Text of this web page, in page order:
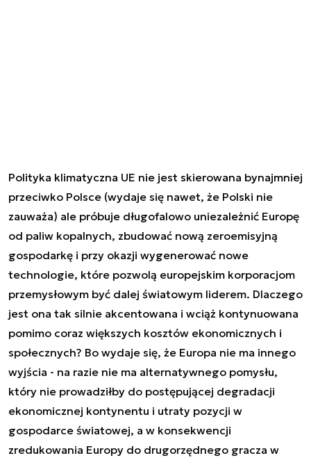
Polityka klimatyczna UE nie jest skierowana bynajmniej
przeciwko Polsce (wydaje się nawet, że Polski nie
zauważa) ale próbuje długofalowo uniezależnić Europę
od paliw kopalnych, zbudować nową zeroemisyjną
gospodarkę i przy okazji wygenerować nowe
technologie, które pozwolą europejskim korporacjom
przemysłowym być dalej światowym liderem. Dlaczego
jest ona tak silnie akcentowana i wciąż kontynuowana
pomimo coraz większych kosztów ekonomicznych i
społecznych? Bo wydaje się, że Europa nie ma innego
wyjścia - na razie nie ma alternatywnego pomysłu,
który nie prowadziłby do postępującej degradacji
ekonomicznej kontynentu i utraty pozycji w
gospodarce światowej, a w konsekwencji
zredukowania Europy do drugorzędnego gracza w